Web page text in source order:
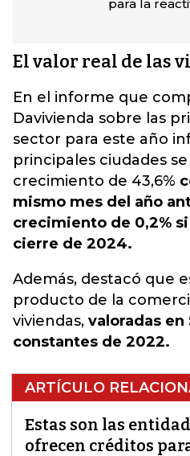
para la
El valor real de las
En el informe que
Davivienda sobre las
sector para este año
principales ciudades
crecimiento de 43,6%
mismo mes del año
crecimiento de 0,2% si
cierre de 2024.
Además, destacó que
producto de la
viviendas, valoradas en
constantes de 2022.
ARTÍCULO
Estas son las
ofrecen créditos